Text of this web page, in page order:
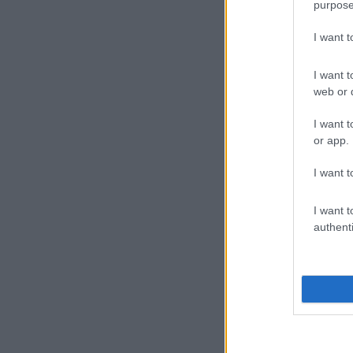
I want
I want
web or
I want
or app.
I want
I want
22